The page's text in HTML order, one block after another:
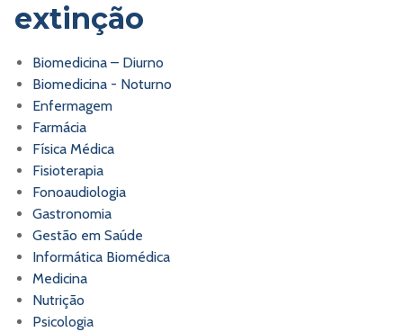
extinção
Biomedicina – Diurno
Biomedicina - Noturno
Enfermagem
Farmácia
Física Médica
Fisioterapia
Fonoaudiologia
Gastronomia
Gestão em Saúde
Informática Biomédica
Medicina
Nutrição
Psicologia